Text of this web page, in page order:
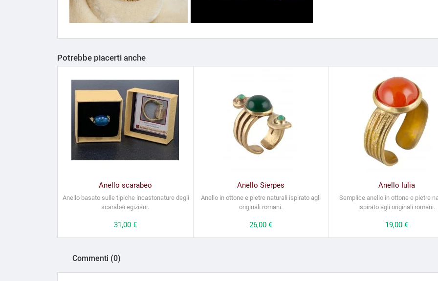
Potrebbe piacerti anche
Anello scarabeo
Anello basato sulle tipiche incastonature degli
scarabei egiziani.
Prezzo
31,00 €
Anello Sierpes
Anello in ottone e pietre naturali ispirato agli
originali romani.
Prezzo
26,00 €
Anello Iulia
Semplice anello in ottone e pietre
ispirato agli originali romani.
Prezzo
19,00 €
Commenti (0)